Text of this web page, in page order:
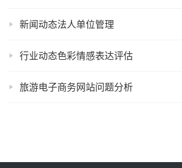
新闻动态法人单位管理
行业动态色彩情感表达评估
旅游电子商务网站问题分析